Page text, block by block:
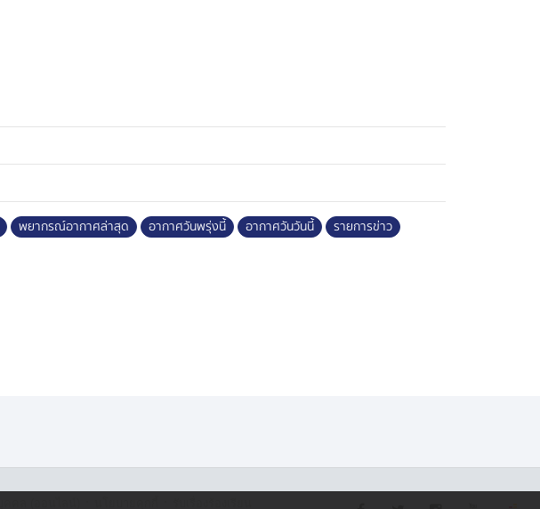
พยากรณ์อากาศล่าสุด อากาศวันพรุ่งนี้ อากาศวันวันนี้
รายการข่าว